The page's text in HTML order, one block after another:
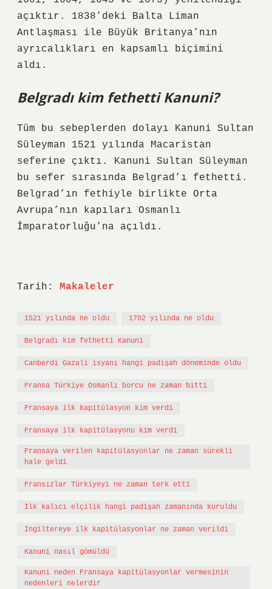
açıktır. 1838’deki Balta Liman
Antlaşması ile Büyük Britanya’nın
ayrıcalıkları en kapsamlı biçimini
aldı.
Belgradı kim fethetti Kanuni?
Tüm bu sebeplerden dolayı Kanuni Sultan
Süleyman 1521 yılında Macaristan
seferine çıktı. Kanuni Sultan Süleyman
bu sefer sırasında Belgrad’ı fethetti.
Belgrad’ın fethiyle birlikte Orta
Avrupa’nın kapıları Osmanlı
İmparatorluğu’na açıldı.
Tarih: Makaleler
1521 yılında ne oldu 1702 yılında ne oldu
Belgradı kim fethetti Kanuni
Canberdi Gazali isyanı hangi padişah döneminde oldu
Fransa Türkiye Osmanlı borcu ne zaman bitti
Fransaya ilk kapitülasyon kim verdi
Fransaya ilk kapitülasyonu kim verdi
Fransaya verilen kapitülasyonlar ne zaman sürekli
hale geldi
Fransızlar Türkiyeyi ne zaman terk etti
İlk kalıcı elçilik hangi padişah zamanında kuruldu
İngiltereye ilk kapitülasyonlar ne zaman verildi
Kanuni nasıl gömüldü
Kanuni neden Fransaya kapitülasyonlar vermesinin
nedenleri nelerdir